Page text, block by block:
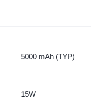
5000 mAh (TYP)
15W